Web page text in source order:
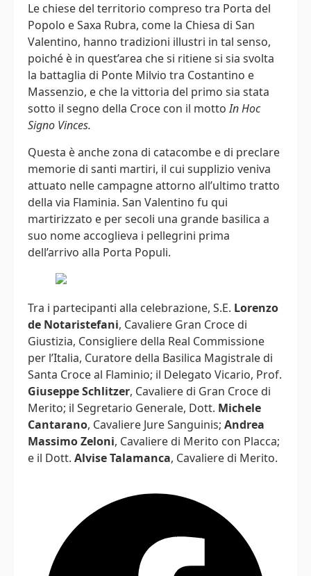
Le chiese del territorio compreso tra Porta del
Popolo e Saxa Rubra, come la Chiesa di San
Valentino, hanno tradizioni illustri in tal senso,
poiché è in quest’area che si ritiene si sia svolta
la battaglia di Ponte Milvio tra Costantino e
Massenzio, e che la vittoria del primo sia stata
sotto il segno della Croce con il mottoIn Hoc
Signo Vinces.
Questa è anche zona di catacombe e di preclare
memorie di santi martiri, il cui supplizio veniva
attuato nelle campagne attorno all’ultimo tratto
della via Flaminia. San Valentino fu qui
martirizzato e per secoli una grande basilica a
suo nome accoglieva i pellegrini prima
dell’arrivo alla Porta Populi.
Tra i partecipanti alla celebrazione, S.E. Lorenzo
de Notaristefani, Cavaliere Gran Croce di
Giustizia, Consigliere della Real Commissione
per l’Italia, Curatore della Basilica Magistrale di
Santa Croce al Flaminio; il Delegato Vicario, Prof.
Giuseppe Schlitzer, Cavaliere di Gran Croce di
Merito; il Segretario Generale, Dott. Michele
Cantarano, Cavaliere Jure Sanguinis; Andrea
Massimo Zeloni, Cavaliere di Merito con Placca;
e il Dott. Alvise Talamanca, Cavaliere di Merito.